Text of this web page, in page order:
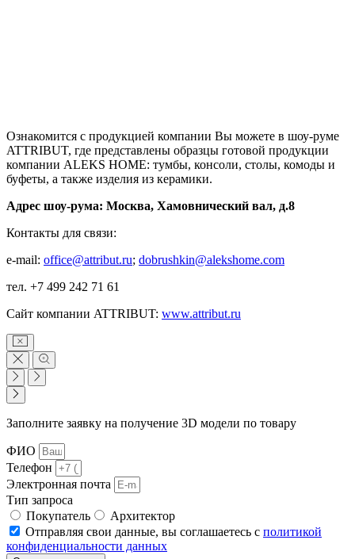
Ознакомится с продукцией компании Вы можете в шоу-руме
ATTRIBUT, где представлены образцы готовой продукции
компании ALEKS HOME: тумбы, консоли, столы, комоды и
буфеты, а также изделия из керамики.
Адрес шоу-рума: Москва, Хамовнический вал, д.8
Контакты для связи:
e-mail: office@attribut.ru; dobrushkin@alekshome.com
тел. +7 499 242 71 61
Сайт компании ATTRIBUT: www.attribut.ru
Заполните заявку на получение 3D модели по товару
ФИО
Телефон
Электронная почта
Тип запроса
Покупатель
Архитектор
Отправляя свои данные, вы соглашаетесь с политикой
конфиденциальности данных